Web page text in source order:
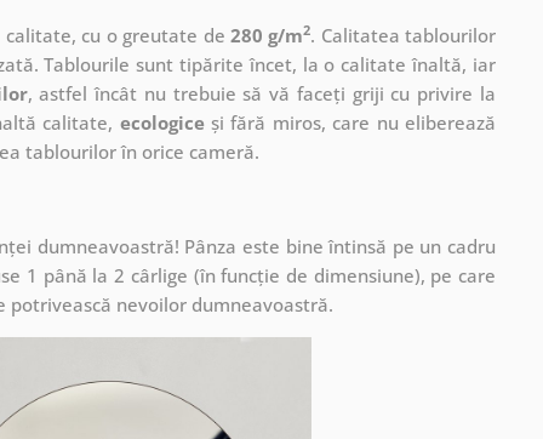
cu o greutate de 280 g/m2. Calitatea tablourilor
Tablourile sunt tipărite încet, la o calitate înaltă, iar
, astfel încât nu trebuie să vă faceți griji cu privire la
calitate, ecologiceși fără miros, care nu eliberează
tablourilor în orice cameră.
dumneavoastră! Pânza este bine întinsă pe un cadru
1 până la 2 cârlige (în funcție de dimensiune), pe care
potrivească nevoilor dumneavoastră.